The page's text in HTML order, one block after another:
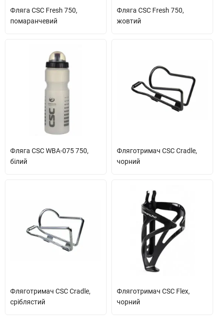
Фляга CSC Fresh 750,
помаранчевий
Фляга CSC Fresh 750,
жовтий
Фляга CSC WBA-075 750,
білий
Фляготримач CSC Cradle,
чорний
Фляготримач CSC Cradle,
сріблястий
Фляготримач CSC Flex,
чорний